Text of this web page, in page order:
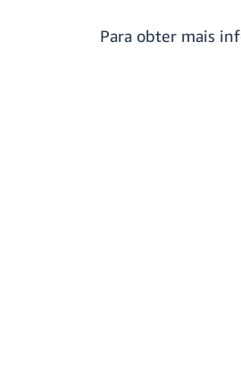
Para obter mais